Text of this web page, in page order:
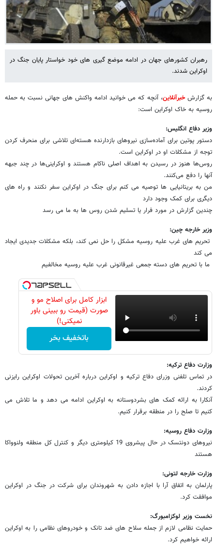
رهبران کشورهای جهان در ادامه موضع گیری های خود خواستار پایان جنگ در
اوکراین شدند.
به گزارشخبرآنلاین، آنچه که می خوانید ادامه واکنش های جهانی نسبت به حمله
روسیه به خاک اوکراین است:
وزیر دفاع انگلیس:
دستور پوتین برای آماده‌سازی نیروهای بازدارنده هسته‌ای تلاشی برای منحرف کردن
توجه از مشکلات او در اوکراین است.
روس‌ها هنوز در رسیدن به اهداف اصلی ناکام هستند و اوکراینی‌ها در چند جبهه
آنها را دفع می‌کنند.
من به بریتانیایی ها توصیه می کنم برای جنگ در اوکراین سفر نکنند و راه های
دیگری برای کمک وجود دارد
چندین گزارش در مورد فرار یا تسلیم شدن روس ها به ما می رسد
وزیر خارجه چین:
تحریم های غرب علیه روسیه مشکل را حل نمی کند، بلکه مشکلات جدیدی ایجاد
می کند
ما با تحریم های دسته جمعی غیرقانونی غرب علیه روسیه مخالفیم
ابزار کامل برای اصلاح مو و
صورت (قیمت رو ببینی باور
نمیکنی!)
باتخفیف بخر
وزارت دفاع ترکیه:
در تماس تلفنی وزرای دفاع ترکیه و اوکراین درباره آخرین تحولات اوکراین رایزنی
کردند.
آنکارا به ارائه کمک های بشردوستانه به اوکراین ادامه می دهد و ما تلاش می
کنیم تا صلح را در منطقه برقرار کنیم.
وزارت دفاع روسیه:
نیروهای دونتسک در حال پیشروی 19 کیلومتری دیگر و کنترل کل منطقه ولنوواکا
هستند
وزارت خارجه لتونی:
پارلمان به اتفاق آرا با اجازه دادن به شهروندان برای شرکت در جنگ در اوکراین
موافقت کرد.
نخست وزیر لوکزامبورگ:
حمایت نظامی لازم از جمله سلاح های ضد تانک و خودروهای نظامی را به اوکراین
ارائه خواهیم کرد.